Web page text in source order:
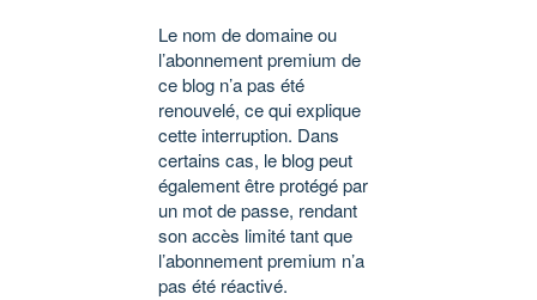
Le nom de domaine ou
l’abonnement premium de
ce blog n’a pas été
renouvelé, ce qui explique
cette interruption. Dans
certains cas, le blog peut
également être protégé par
un mot de passe, rendant
son accès limité tant que
l’abonnement premium n’a
pas été réactivé.